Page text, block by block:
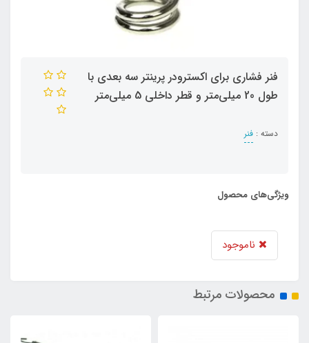
فنر فشاری برای اکسترودر پرینتر سه بعدی با
طول 20 میلی‌متر و قطر داخلی 5 میلی‌متر
دسته : فنر
ویژگی‌های محصول
ناموجود
محصولات مرتبط